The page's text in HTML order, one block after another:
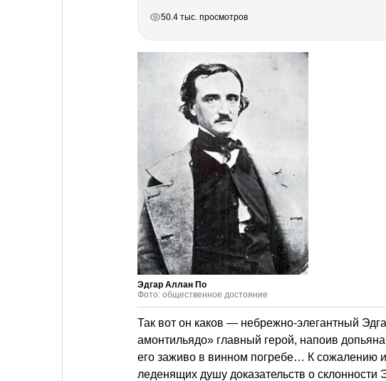
50.4 тыс. просмотров
Эдгар Аллан По
Фото: общественное достояние
Так вот он каков — небрежно-элегантный
амонтильядо» главный герой, напоив
его заживо в винном погребе… К сожалению
леденящих душу доказательств о склонности